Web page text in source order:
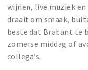
Privacy
Inloggen
wijnen, live muziek
draait om smaak,
beste dat Brabant te
zomerse middag of
collega’s.